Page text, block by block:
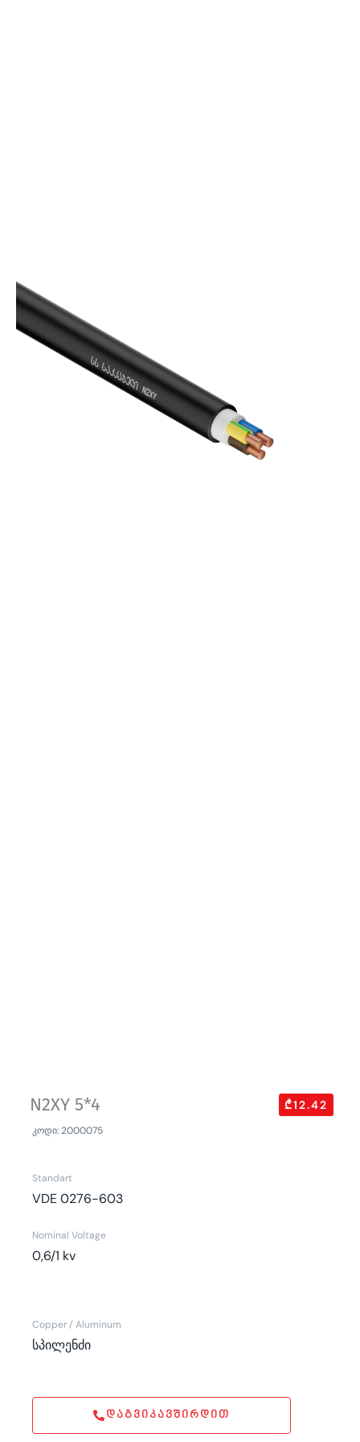
N2XY 5*4 ₾12.42
კოდი: 2000075
Standart
VDE 0276-603
Nominal Voltage
0,6/1 kv
Copper / Aluminum
სპილენძი
ᲓᲐᲒᲕᲘᲙᲐᲕᲨᲘᲠᲓᲘᲗ